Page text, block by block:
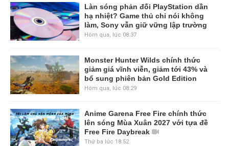
Làn sóng phản đối PlayStation dần
hạ nhiệt? Game thủ chỉ nói không
làm, Sony vẫn giữ vững lập trường
Hôm qua, lúc 08:37
Monster Hunter Wilds chính thức
giảm giá vĩnh viễn, giảm tới 43% và
bổ sung phiên bản Gold Edition
Hôm qua, lúc 08:29
Anime Garena Free Fire chính thức
lên sóng Mùa Xuân 2027 với tựa đề
Free Fire Daybreak
Thứ ba lúc 18:52